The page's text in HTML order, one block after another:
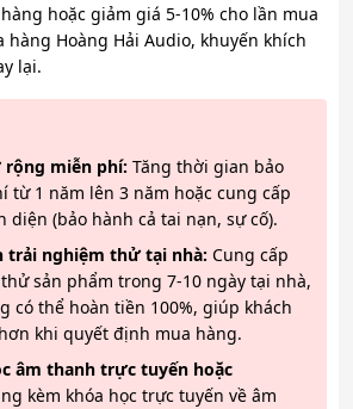
hoặc giảm giá 5-10% cho lần mua
hàng Hoàng Hải Audio, khuyến khích
lại.
rộng miễn phí: Tăng thời gian bảo
từ 1 năm lên 3 năm hoặc cung cấp
diện (bảo hành cả tai nạn, sự cố).
trải nghiệm thử tại nhà: Cung cấp
sản phẩm trong 7-10 ngày tại nhà,
có thể hoàn tiền 100%, giúp khách
khi quyết định mua hàng.
âm thanh trực tuyến hoặc
kèm khóa học trực tuyến về âm